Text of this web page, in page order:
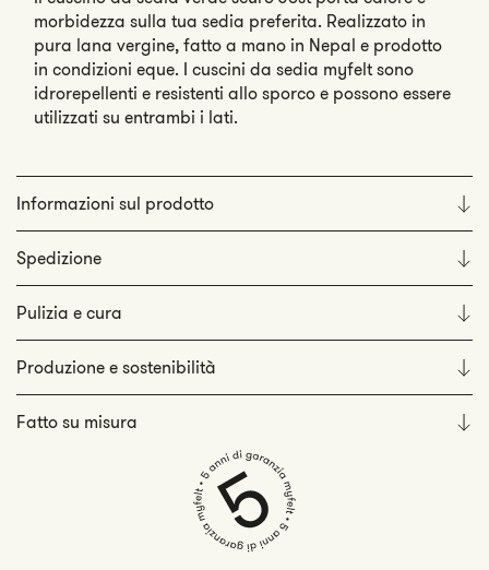
morbidezza sulla tua sedia preferita. Realizzato in
pura lana vergine, fatto a mano in Nepal e prodotto
in condizioni eque. I cuscini da sedia myfelt sono
idrorepellenti e resistenti allo sporco e possono essere
utilizzati su entrambi i lati.
Informazioni sul prodotto
Spedizione
Pulizia e cura
Produzione e sostenibilità
Fatto su misura